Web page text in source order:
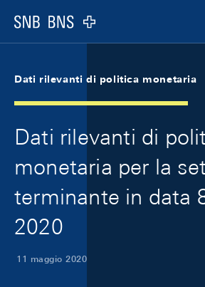
Logo
Dati rilevanti di politica monetaria
Dati rilevanti di
monetaria per la
terminante in data
2020
11 maggio 2020